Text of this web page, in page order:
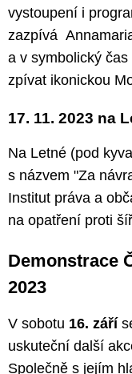
vystoupení i
zazpívá
a v symbolický
zpívat ikonickou
17. 11. 2023 na
Na Letné (pod
s názvem "Za
Institut práva a
na opatření proti
Demonstrace
2023
V sobotu 16. září
uskuteční další
Společně s jejím